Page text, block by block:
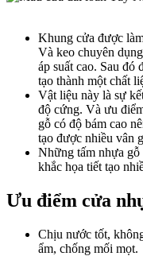
Khung cửa được
Và keo chuyên
áp suất cao. Sau đó
tạo thành một chất
Vật liệu này là sự
độ cứng. Và ưu
gỗ có độ bám cao
tạo được nhiều vân
Những tấm nhựa
khắc họa tiết tạo
Ưu điểm cửa
Chịu nước tốt,
ẩm, chống mối mọt.